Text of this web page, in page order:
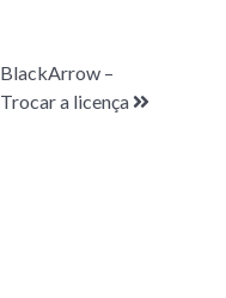
BlackArrow –
Trocar a licença